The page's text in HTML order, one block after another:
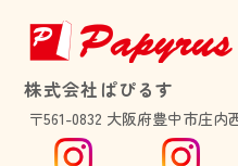
株式会社ぱぴるす
〒561-0832 大阪府豊中市庄内